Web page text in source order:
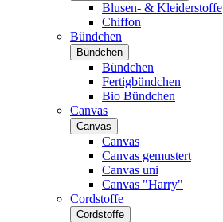
Blusen- & Kleiderstoffe
Chiffon
Bündchen
Bündchen
Bündchen
Fertigbündchen
Bio Bündchen
Canvas
Canvas
Canvas
Canvas gemustert
Canvas uni
Canvas "Harry"
Cordstoffe
Cordstoffe